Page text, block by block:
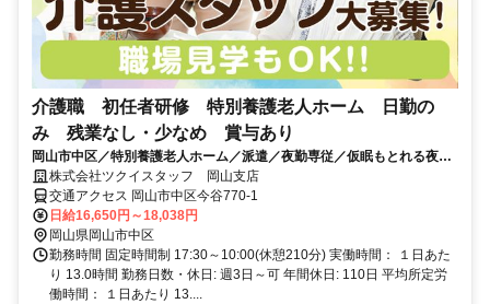
介護職 初任者研修 特別養護老人ホーム 日勤の
み 残業なし・少なめ 賞与あり
岡山市中区／特別養護老人ホーム／派遣／夜勤専従／仮眠もとれる夜勤
です。/6025_299241
株式会社ツクイスタッフ 岡山支店
交通アクセス 岡山市中区今谷770-1
日給16,650円～18,038円
岡山県岡山市中区
勤務時間 固定時間制 17:30～10:00(休憩210分) 実働時間： １日あた
り 13.0時間 勤務日数・休日: 週3日～可 年間休日: 110日 平均所定労
働時間： １日あたり 13....